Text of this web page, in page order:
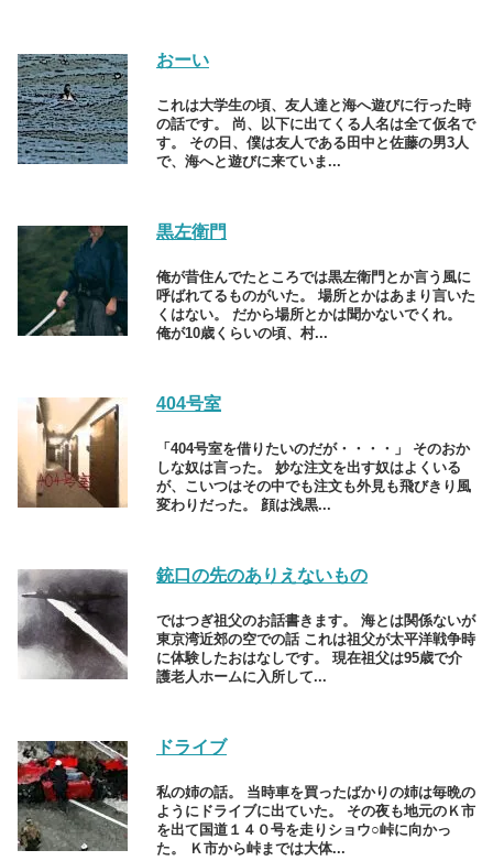
おーい
これは大学生の頃、友人達と海へ遊びに行った時
の話です。 尚、以下に出てくる人名は全て仮名で
す。 その日、僕は友人である田中と佐藤の男3人
で、海へと遊びに来ていま...
黒左衛門
俺が昔住んでたところでは黒左衛門とか言う風に
呼ばれてるものがいた。 場所とかはあまり言いた
くはない。 だから場所とかは聞かないでくれ。
俺が10歳くらいの頃、村...
404号室
「404号室を借りたいのだが・・・・」 そのおか
しな奴は言った。 妙な注文を出す奴はよくいる
が、こいつはその中でも注文も外見も飛びきり風
変わりだった。 顔は浅黒...
銃口の先のありえないもの
ではつぎ祖父のお話書きます。 海とは関係ないが
東京湾近郊の空での話 これは祖父が太平洋戦争時
に体験したおはなしです。 現在祖父は95歳で介
護老人ホームに入所して...
ドライブ
私の姉の話。 当時車を買ったばかりの姉は毎晩の
ようにドライブに出ていた。 その夜も地元のＫ市
を出て国道１４０号を走りショウ○峠に向かっ
た。 Ｋ市から峠までは大体...